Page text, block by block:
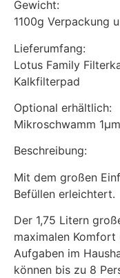
Gewicht:
1100g Verpackung
Lieferumfang:
Lotus Family
Kalkfilterpad
Optional erhältlich:
Mikroschwamm 1µm
Beschreibung:
Mit dem großen
Befüllen erleichtert.
Der 1,75 Litern
maximalen
Aufgaben im
können bis zu 8